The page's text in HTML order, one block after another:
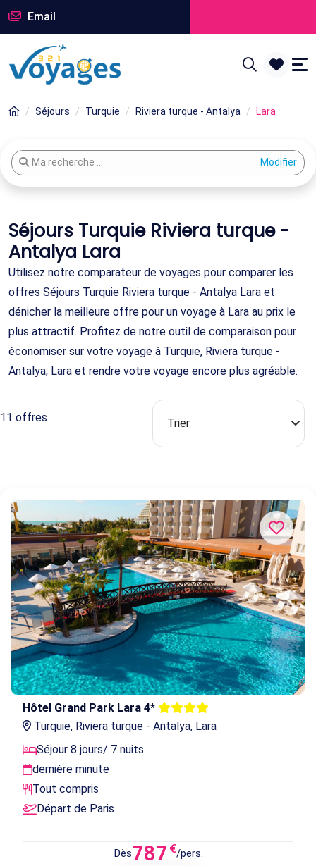
Email
Séjours Turquie Riviera turque - Antalya Lara
Modifier votre recherche
Ma recherche ...
Séjours Turquie Riviera turque -
Antalya Lara
Utilisez notre comparateur de voyages pour comparer les
offres Séjours Turquie Riviera turque - Antalya Lara et
dénicher la meilleure offre pour un voyage à Lara au prix le
plus attractif. Profitez de notre outil de comparaison pour
économiser sur votre voyage à Turquie, Riviera turque -
Antalya, Lara et rendre votre voyage encore plus agréable.
11 offres
Hôtel Grand Park Lara 4*
Turquie, Riviera turque - Antalya, Lara
Séjour 8 jours/ 7 nuits
dernière minute
Tout compris
Départ de Paris
Dès787 €/pers.